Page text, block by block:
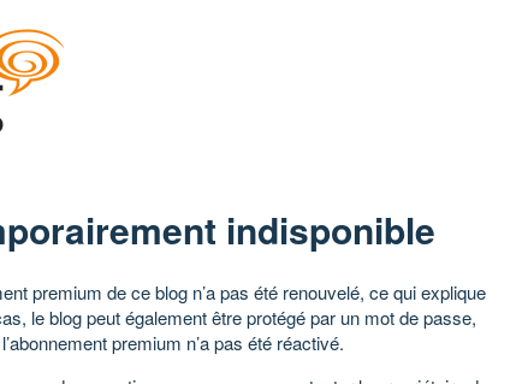
indisponible
premium de ce blog n’a pas été renouvelé, ce qui explique
le blog peut également être protégé par un mot de passe,
premium n’a pas été réactivé.